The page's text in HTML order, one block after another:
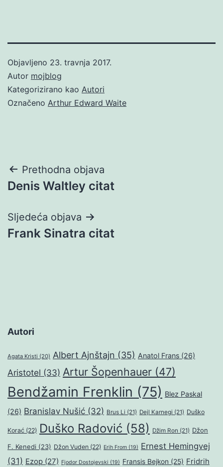
Objavljeno 23. travnja 2017.
Autor mojblog
Kategorizirano kao Autori
Označeno Arthur Edward Waite
Navigacija
objava
Prethodna objava
Denis Waltley citat
Sljedeća objava
Frank Sinatra citat
Autori
Agata Kristi (20) Albert Ajnštajn (35) Anatol Frans (26)
Aristotel (33) Artur Šopenhauer (47)
Bendžamin Frenklin (75) Blez Paskal
(26) Branislav Nušić (32) Brus Li (21) Dejl Karnegi (21) Duško
Korać (22) Duško Radović (58) Džim Ron (21) Džon
F. Kenedi (23) Džon Vuden (22) Erih From (19) Ernest Hemingvej
(31) Ezop (27) Fjodor Dostojevski (19) Fransis Bejkon (25) Fridrih